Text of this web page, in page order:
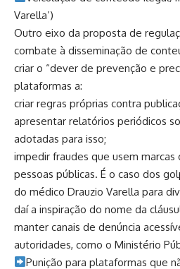
Varella’)
Outro eixo da proposta de
combate à disseminação de
criar o “dever de prevenção e
plataformas a:
criar regras próprias contra
apresentar relatórios periódicos
adotadas para isso;
impedir fraudes que usem marcas
pessoas públicas. É o caso dos
do médico Drauzio Varella para
daí a inspiração do nome da
manter canais de denúncia
autoridades, como o Ministério
​Punição para plataformas que